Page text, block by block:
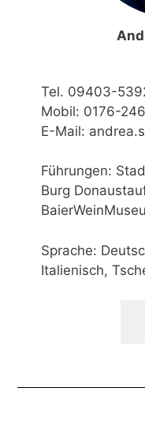
Tel. 09403-
Mobil: 0176-
E-Mail:
Führungen:
Burg
Sprache:
Italienisch,